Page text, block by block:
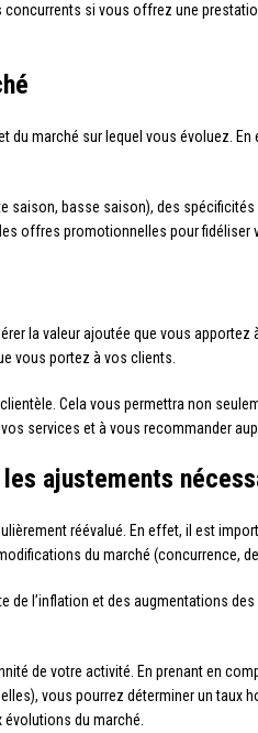
si vous offrez une
du marché sur lequel vous évoluez.
saison, basse saison), des
offres promotionnelles pour fidéliser
la valeur ajoutée que vous
vous portez à vos clients.
Cela vous permettra non
services et à vous recommander
ajustements
réévalué. En effet, il est
du marché (concurrence,
de l’inflation et des augmentations
de votre activité. En prenant en
vous pourrez déterminer un taux
du marché.